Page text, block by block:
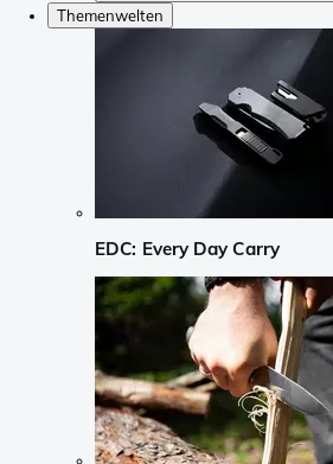
Themenwelten
EDC: Every Day Carry